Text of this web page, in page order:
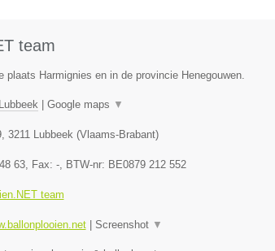
team
plaats Harmignies en in de provincie Henegouwen.
Lubbeek| Google maps ▼
, 3211 Lubbeek(Vlaams-Brabant)
63, Fax: -, BTW-nr: BE0879 212 552
team
| Screenshot ▼